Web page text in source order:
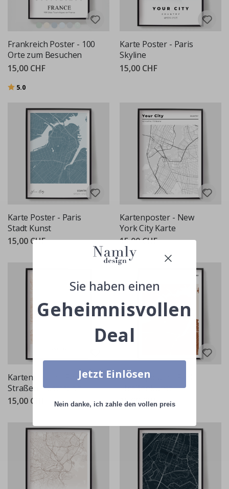
Frankreich Poster - 100
Orte zum Besuchen
15,00 CHF
Bewertung:
5.0
Karte Poster - Paris
Skyline
15,00 CHF
Karte Poster - Paris
Stadt Kunst
15,00 CHF
Kartenposter - New
York City Karte
15,00 CHF
Kartenposter - Paris
Straßen Illustration
15,00 CHF
Kartenposter - Paris
Straßenkunst
15,00 CHF
Sie haben einen
Geheimnisvollen
Deal
Jetzt Einlösen
Nein danke, ich zahle den vollen preis